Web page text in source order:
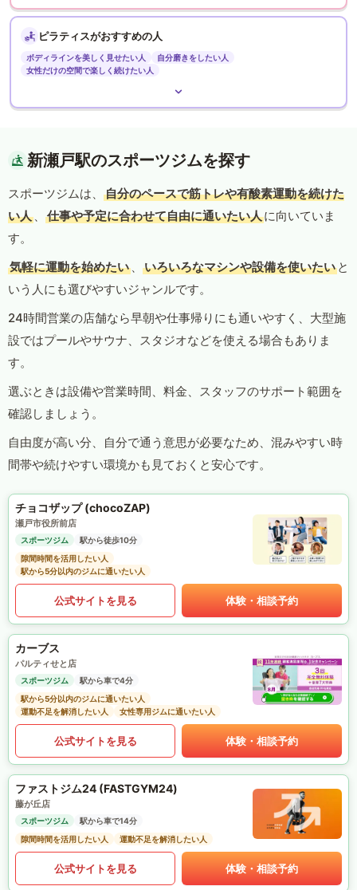
ピラティスがおすすめの人
ボディラインを美しく見せたい人
自分磨きをしたい人
女性だけの空間で楽しく続けたい人
新瀬戸駅のスポーツジムを探す
スポーツジムは、
自分のペースで筋トレや有酸素運動を続けた
い人 、 仕事や予定に合わせて自由に通いたい人に向いていま
す。
気軽に運動を始めたい 、 いろいろなマシンや設備を使いたい と
いう人にも選びやすいジャンルです。
24時間営業の店舗なら早朝や仕事帰りにも通いやすく、大型施
設ではプールやサウナ、スタジオなどを使える場合もありま
す。
選ぶときは設備や営業時間、料金、スタッフのサポート範囲を
確認しましょう。
自由度が高い分、自分で通う意思が必要なため、混みやすい時
間帯や続けやすい環境かも見ておくと安心です。
チョコザップ (chocoZAP)
瀬戸市役所前店
スポーツジム
駅から徒歩10分
隙間時間を活用したい人
駅から5分以内のジムに通いたい人
公式サイトを見る 体験・相談予約
カーブス
パルティせと店
スポーツジム
駅から車で4分
駅から5分以内のジムに通いたい人
運動不足を解消したい人
女性専用ジムに通いたい人
公式サイトを見る 体験・相談予約
ファストジム24 (FASTGYM24)
藤が丘店
スポーツジム
駅から車で14分
隙間時間を活用したい人
運動不足を解消したい人
公式サイトを見る 体験・相談予約